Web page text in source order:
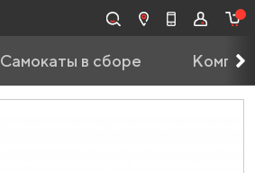
Самокаты в сборе